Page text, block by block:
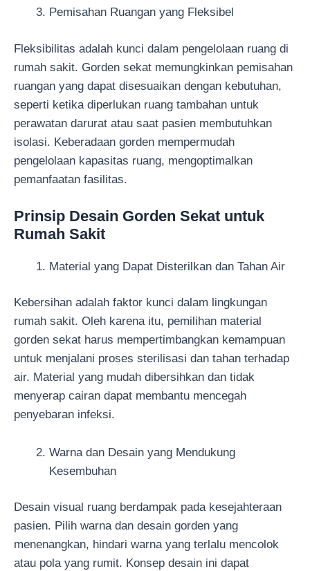
Pemisahan Ruangan yang Fleksibel
Fleksibilitas adalah kunci dalam pengelolaan ruang di
rumah sakit. Gorden sekat memungkinkan pemisahan
ruangan yang dapat disesuaikan dengan kebutuhan,
seperti ketika diperlukan ruang tambahan untuk
perawatan darurat atau saat pasien membutuhkan
isolasi. Keberadaan gorden mempermudah
pengelolaan kapasitas ruang, mengoptimalkan
pemanfaatan fasilitas.
Prinsip Desain Gorden Sekat untuk
Rumah Sakit
Material yang Dapat Disterilkan dan Tahan Air
Kebersihan adalah faktor kunci dalam lingkungan
rumah sakit. Oleh karena itu, pemilihan material
gorden sekat harus mempertimbangkan kemampuan
untuk menjalani proses sterilisasi dan tahan terhadap
air. Material yang mudah dibersihkan dan tidak
menyerap cairan dapat membantu mencegah
penyebaran infeksi.
Warna dan Desain yang Mendukung
Kesembuhan
Desain visual ruang berdampak pada kesejahteraan
pasien. Pilih warna dan desain gorden yang
menenangkan, hindari warna yang terlalu mencolok
atau pola yang rumit. Konsep desain ini dapat